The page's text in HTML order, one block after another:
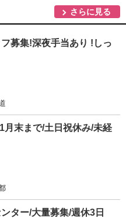
さらに見る
募集!深夜手当あり !しっ
月末まで/土日祝休み/未経
ター/大量募集/週休3日